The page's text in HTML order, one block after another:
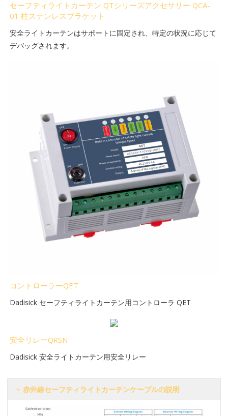
セーフティライトカーテン QTシリーズアクセサリー QCA-
01 柱ステンレスブラケット
安全ライトカーテンはサポートに固定され、特定の状況に応じて
デバッグされます。
コントローラーQET
Dadisick セーフティライトカーテン用コントローラ QET
安全リレーQRSN
Dadisick 安全ライトカーテン用安全リレー
赤外線セーフティライトカーテンケーブルの説明